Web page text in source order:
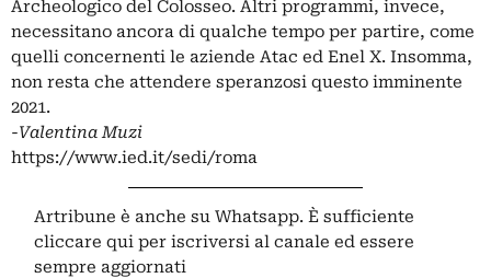
Archeologico del Colosseo. Altri programmi, invece,
necessitano ancora di qualche tempo per partire, come
quelli concernenti le aziende Atac ed Enel X. Insomma,
non resta che attendere speranzosi questo imminente
2021.
-Valentina Muzi
https://www.ied.it/sedi/roma
Artribune è anche su Whatsapp. È sufficiente
cliccare qui per iscriversi al canale ed essere
sempre aggiornati